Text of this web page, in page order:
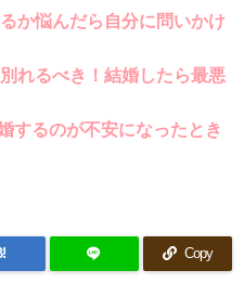
か悩んだら自分に問いかけ
れるべき！結婚したら最悪
するのが不安になったとき
Copy